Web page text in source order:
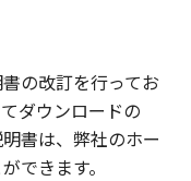
の改訂を行ってお
ダウンロードの
書は、弊社のホー
できます。